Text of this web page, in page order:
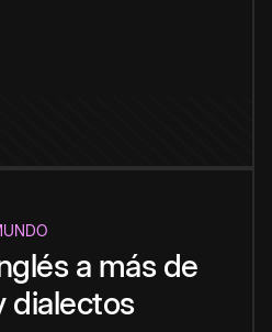
a más de
dialectos